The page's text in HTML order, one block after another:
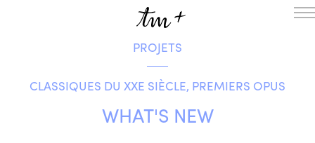
L’ENSEMBLE
SAISON
A LA UNE
MÉDIATION
PROJETS
CLASSIQUES DU XXE SIÈCLE, PREMIERS OPUS
WHAT'S NEW